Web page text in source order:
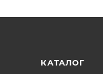
КАТАЛОГ